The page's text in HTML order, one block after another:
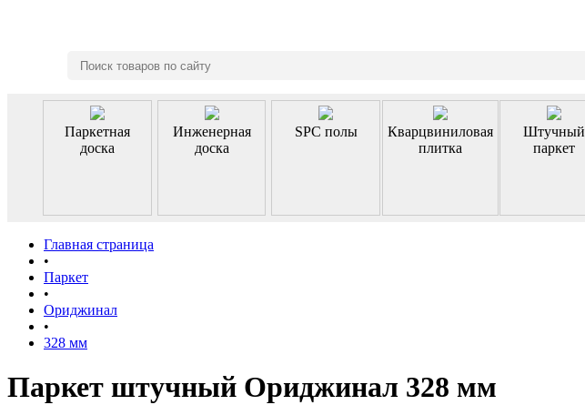
Паркетная
доска
Инженерная
доска
SPC полы
Кварцвиниловая
плитка
Штучный
паркет
Главная страница
•
Паркет
•
Ориджинал
•
328 мм
Паркет штучный Ориджинал 328 мм